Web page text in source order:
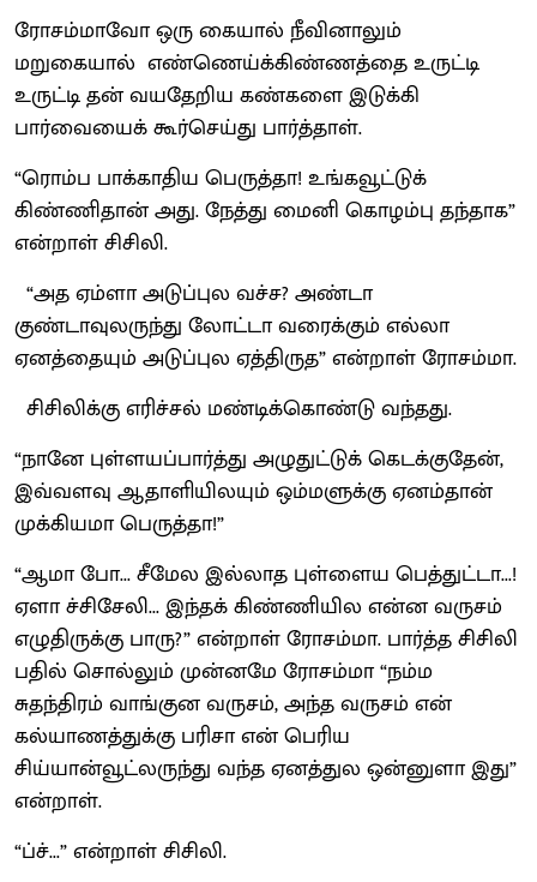
ரோசம்மாவோ ஒரு கையால் நீவினாலும்
மறுகையால் எண்ணெய்க்கிண்ணத்தை உருட்டி
உருட்டி தன் வயதேறிய கண்களை இடுக்கி
பார்வையைக் கூர்செய்து பார்த்தாள்.
“ரொம்ப பாக்காதிய பெருத்தா! உங்கவூட்டுக்
கிண்ணிதான் அது. நேத்து மைனி கொழம்பு தந்தாக”
என்றாள் சிசிலி.
“அத ஏம்ளா அடுப்புல வச்ச? அண்டா
குண்டாவுலருந்து லோட்டா வரைக்கும் எல்லா
ஏனத்தையும் அடுப்புல ஏத்திருத” என்றாள் ரோசம்மா.
சிசிலிக்கு எரிச்சல் மண்டிக்கொண்டு வந்தது.
“நானே புள்ளயப்பார்த்து அழுதுட்டுக் கெடக்குதேன்,
இவ்வளவு ஆதாளியிலயும் ஒம்மளுக்கு ஏனம்தான்
முக்கியமா பெருத்தா!”
“ஆமா போ... சீமேல இல்லாத புள்ளைய பெத்துட்டா...!
ஏளா ச்சிசேலி... இந்தக் கிண்ணியில என்ன வருசம்
எழுதிருக்கு பாரு?” என்றாள் ரோசம்மா. பார்த்த சிசிலி
பதில் சொல்லும் முன்னமே ரோசம்மா “நம்ம
சுதந்திரம் வாங்குன வருசம், அந்த வருசம் என்
கல்யாணத்துக்கு பரிசா என் பெரிய
சிய்யான்வூட்லருந்து வந்த ஏனத்துல ஒன்னுளா இது”
என்றாள்.
“ப்ச்...” என்றாள் சிசிலி.